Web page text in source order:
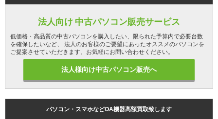
法人向け 中古パソコン販売サービス
低価格・高品質の中古パソコンを購入したい、限られた予算内で必要台数
を確保したいなど、 法人のお客様のご要望にあったオススメのパソコンを
ご提案させていただきます。お気軽にお問い合わせください。
法人様向け中古パソコン販売へ
パソコン・スマホなどOA機器高額買取致します